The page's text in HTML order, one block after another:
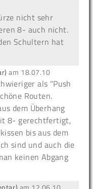
nicht sehr
8- auch nicht.
Schultern hat
am 18.07.10
als "Push
Routen.
dem Überhang
8- gerechtfertigt,
bis aus dem
sind und auch die
keinen Abgang